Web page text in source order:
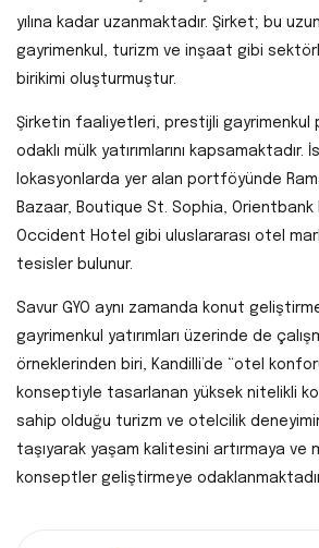
yılına kadar uzanmaktadır. Şirket; bu
gayrimenkul, turizm ve inşaat gibi
birikimi oluşturmuştur.
Şirketin faaliyetleri, prestijli gayrimenkul
odaklı mülk yatırımlarını
lokasyonlarda yer alan portföyünde
Bazaar, Boutique St. Sophia,
Occident Hotel gibi uluslararası otel
tesisler bulunur.
Savur GYO aynı zamanda konut
gayrimenkul yatırımları üzerinde de
örneklerinden biri, Kandilli’de “otel
konseptiyle tasarlanan yüksek nitelikli
sahip olduğu turizm ve otelcilik
taşıyarak yaşam kalitesini artırmaya ve
konseptler geliştirmeye